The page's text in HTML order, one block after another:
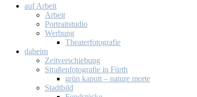
auf Ar­beit
Ar­beit
Por­trait­stu­dio
Wer­bung
Thea­ter­fo­to­gra­fie
da­heim
Zeit­ver­schie­bung
Stra­ßen­fo­to­gra­fie in Fürth
grün ka­putt – na­tu­re mor­te
Stadt­bild